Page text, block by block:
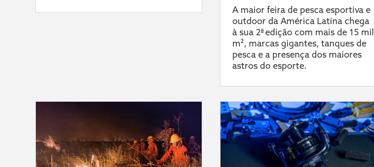
A maior feira de pesca esportiva e
outdoor da América Latina chega
à sua 2ª edição com mais de 15 mil
m², marcas gigantes, tanques de
pesca e a presença dos maiores
astros do esporte.